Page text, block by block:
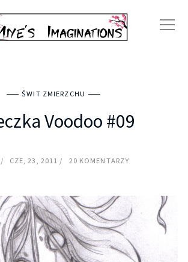
ŚWIT ZMIERZCHU
Voodoo #09
CZE, 23, 2011 20 KOMENTARZY